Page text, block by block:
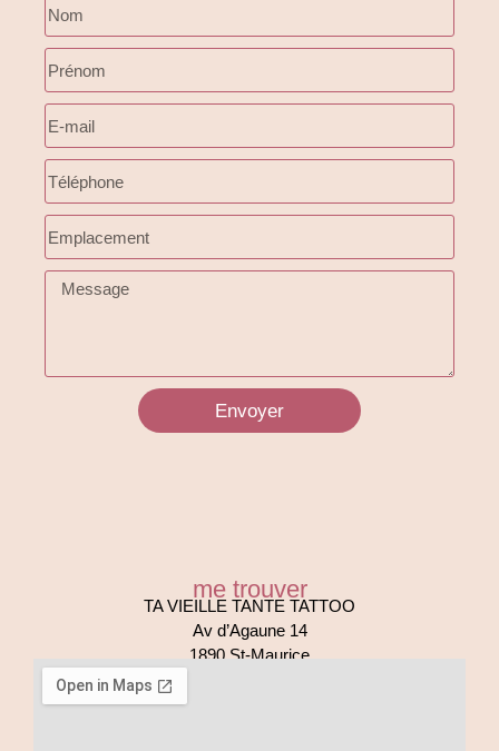
Envoyer
me trouver
TA VIEILLE TANTE TATTOO
Av d’Agaune 14
1890 St-Maurice